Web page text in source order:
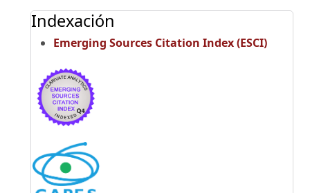
Indexación
Emerging Sources Citation Index (ESCI)